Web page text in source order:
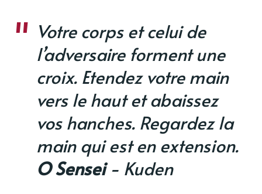
Votre corps et celui de
l’adversaire forment une
croix. Etendez votre main
vers le haut et abaissez
vos hanches. Regardez la
main qui est en extension.
O Sensei- Kuden